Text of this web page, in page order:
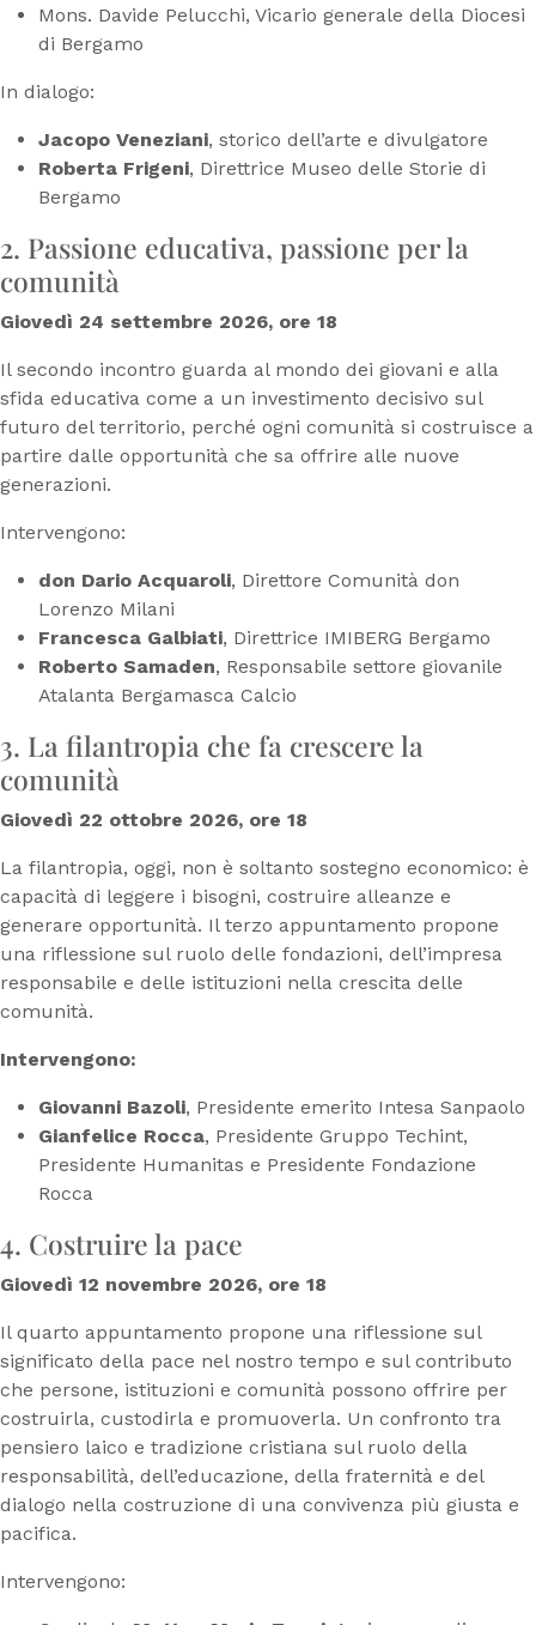
Mons. Davide Pelucchi, Vicario generale della Diocesi
di Bergamo
In dialogo:
Jacopo Veneziani, storico dell’arte e divulgatore
Roberta Frigeni, Direttrice Museo delle Storie di
Bergamo
2. Passione educativa, passione per la
comunità
Giovedì 24 settembre 2026, ore 18
Il secondo incontro guarda al mondo dei giovani e alla
sfida educativa come a un investimento decisivo sul
futuro del territorio, perché ogni comunità si costruisce a
partire dalle opportunità che sa offrire alle nuove
generazioni.
Intervengono:
don Dario Acquaroli, Direttore Comunità don
Lorenzo Milani
Francesca Galbiati, Direttrice IMIBERG Bergamo
Roberto Samaden, Responsabile settore giovanile
Atalanta Bergamasca Calcio
3. La filantropia che fa crescere la
comunità
Giovedì 22 ottobre 2026, ore 18
La filantropia, oggi, non è soltanto sostegno economico: è
capacità di leggere i bisogni, costruire alleanze e
generare opportunità. Il terzo appuntamento propone
una riflessione sul ruolo delle fondazioni, dell’impresa
responsabile e delle istituzioni nella crescita delle
comunità.
Intervengono:
Giovanni Bazoli, Presidente emerito Intesa Sanpaolo
Gianfelice Rocca, Presidente Gruppo Techint,
Presidente Humanitas e Presidente Fondazione
Rocca
4. Costruire la pace
Giovedì 12 novembre 2026, ore 18
Il quarto appuntamento propone una riflessione sul
significato della pace nel nostro tempo e sul contributo
che persone, istituzioni e comunità possono offrire per
costruirla, custodirla e promuoverla. Un confronto tra
pensiero laico e tradizione cristiana sul ruolo della
responsabilità, dell’educazione, della fraternità e del
dialogo nella costruzione di una convivenza più giusta e
pacifica.
Intervengono: